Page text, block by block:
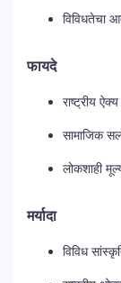
विविधतेचा
फायदे
राष्ट्रीय
सामाजिक
लोकशाही
मर्यादा
विविध